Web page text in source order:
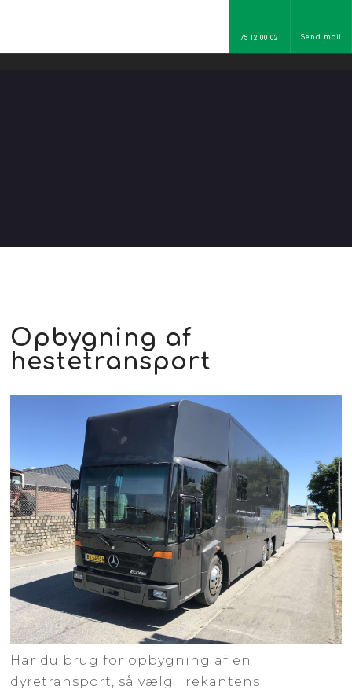
75 12 00 02 Send mail
Opbygning af
hestetransport
Har du brug for opbygning af en
dyretransport, så vælg Trekantens